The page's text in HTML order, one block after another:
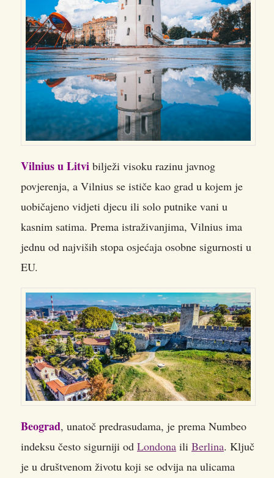
Vilnius u Litvi bilježi visoku razinu javnog
povjerenja, a Vilnius se ističe kao grad u kojem je
uobičajeno vidjeti djecu ili solo putnike vani u
kasnim satima. Prema istraživanjima, Vilnius ima
jednu od najviših stopa osjećaja osobne sigurnosti u
EU.
Beograd, unatoč predrasudama, je prema Numbeo
indeksu često sigurniji od Londona ili Berlina. Ključ
je u društvenom životu koji se odvija na ulicama